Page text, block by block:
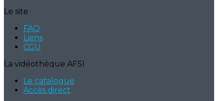
Le site
FAQ
Liens
CGU
La vidéothèque AFSI
Le catalogue
Accès direct